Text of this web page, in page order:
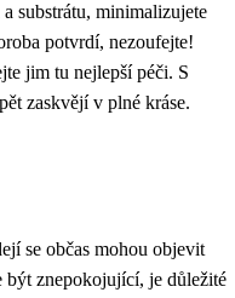
substrátu, minimalizujete
potvrdí, nezoufejte!
jim tu nejlepší péči. S
zaskvějí v plné kráse.
se občas mohou objevit
znepokojující, je důležité